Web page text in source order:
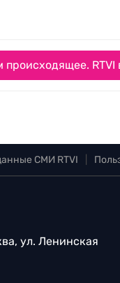
происходящее. RTVI
СМИ RTVI
ул. Ленинская